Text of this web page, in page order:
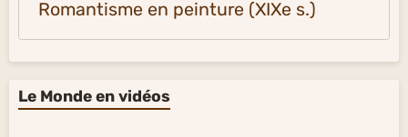
Romantisme en peinture (XIXe s.)
Le Monde en vidéos